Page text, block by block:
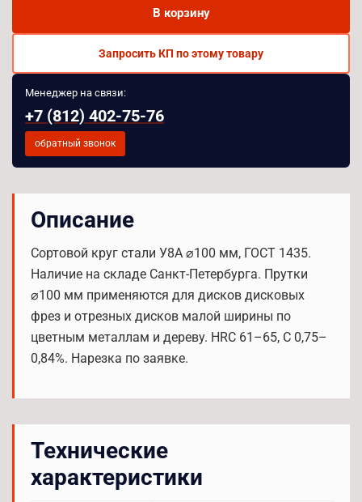
В корзину
Запросить КП по этому товару
Менеджер на связи:
+7 (812) 402-75-76
обратный звонок
Описание
Сортовой круг стали У8А ⌀100 мм, ГОСТ 1435.
Наличие на складе Санкт-Петербурга. Прутки
⌀100 мм применяются для дисков дисковых
фрез и отрезных дисков малой ширины по
цветным металлам и дереву. HRC 61–65, C 0,75–
0,84%. Нарезка по заявке.
Технические
характеристики